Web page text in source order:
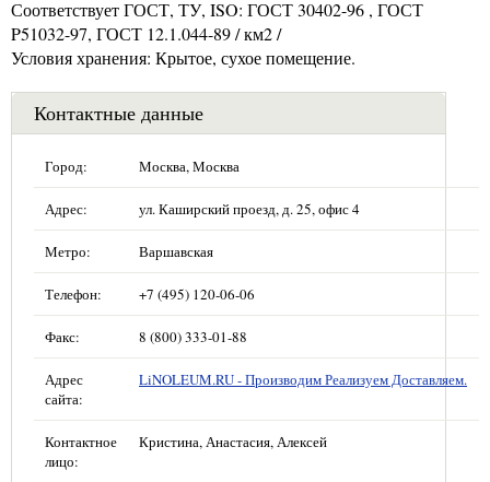
Соответствует ГОСТ, ТУ, ISO: ГОСТ 30402-96 , ГОСТ
P51032-97, ГОСТ 12.1.044-89 / км2 /
Условия хранения: Крытое, сухое помещение.
Контактные данные
Город: Москва, Москва
Адрес: ул. Каширский проезд, д. 25, офис 4
Метро: Варшавская
Телефон: +7 (495) 120-06-06
Факс: 8 (800) 333-01-88
Адрес
сайта:
LiNOLEUM.RU - Производим Реализуем Доставляем.
Контактное
лицо:
Кристина, Анастасия, Алексей